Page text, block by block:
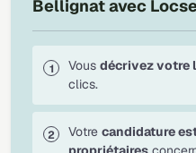
Bellignat avec
Vous décrivez votre
clics.
Votre candidature